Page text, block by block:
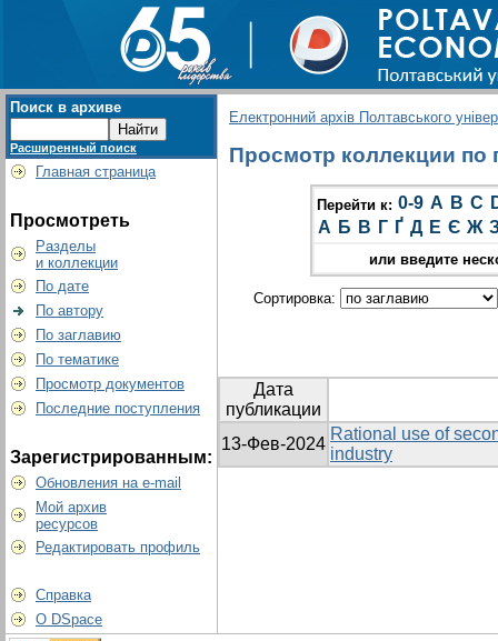
Поиск в архиве
Расширенный поиск
Главная страница
Просмотреть
Разделы
и коллекции
По дате
По автору
По заглавию
По тематике
Просмотр документов
Последние поступления
Зарегистрированным:
Обновления на e-mail
Мой архив
ресурсов
Редактировать профиль
Справка
О DSpace
Електронний архів Полтавського
Просмотр коллекции по
Перейти к: 0-9 A B C
А Б В Г Ґ Д Е Є Ж
или введите
Сортировка:
Дата
публикации
13-Фев-2024
Rational use of
industry